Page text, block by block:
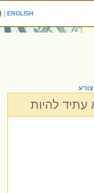
ENGLISH
|
להיות